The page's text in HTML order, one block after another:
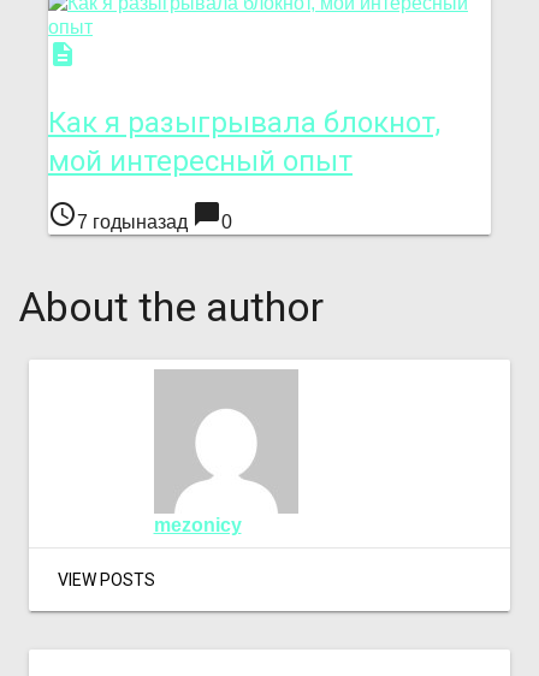
description
Как я разыгрывала блокнот,
мой интересный опыт
access_time7 годыназад chat_bubble0
About the author
mezonicy
VIEW POSTS